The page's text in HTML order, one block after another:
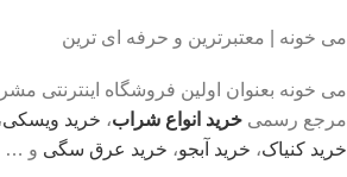
می خونه | معتبرترین و حرفه ای ترین
می خونه بعنوان اولین فروشگاه اینترنتی
مرجع رسمی خرید انواع شراب، خرید ویسکی
خرید کنیاک، خرید آبجو، خرید عرق سگی و …